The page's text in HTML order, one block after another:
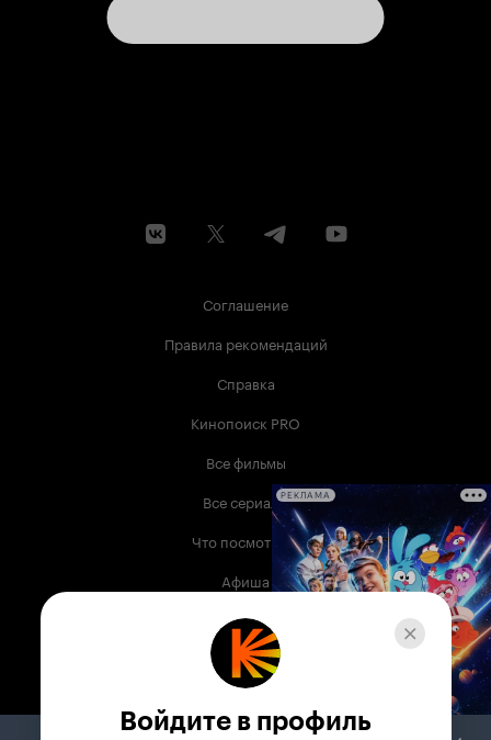
Соглашение
Правила рекомендаций
Справка
Кинопоиск PRO
Все фильмы
Все сериалы
Что посмотреть
Афиша
Музыка
Телепрограмма
РЕКЛАМА
Войдите в профиль